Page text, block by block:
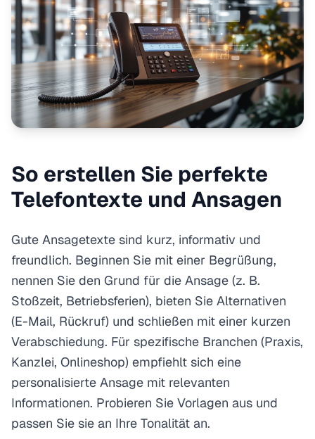
So erstellen Sie perfekte
Telefontexte und Ansagen
Gute Ansagetexte sind kurz, informativ und
freundlich. Beginnen Sie mit einer Begrüßung,
nennen Sie den Grund für die Ansage (z. B.
Stoßzeit, Betriebsferien), bieten Sie Alternativen
(E-Mail, Rückruf) und schließen mit einer kurzen
Verabschiedung. Für spezifische Branchen (Praxis,
Kanzlei, Onlineshop) empfiehlt sich eine
personalisierte Ansage mit relevanten
Informationen. Probieren Sie Vorlagen aus und
passen Sie sie an Ihre Tonalität an.